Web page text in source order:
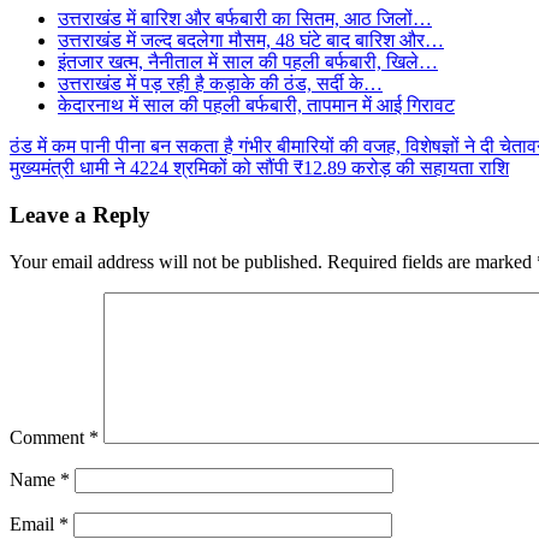
उत्तराखंड में बारिश और बर्फबारी का सितम, आठ जिलों…
उत्तराखंड में जल्द बदलेगा मौसम, 48 घंटे बाद बारिश और…
इंतजार खत्म, नैनीताल में साल की पहली बर्फबारी, खिले…
उत्तराखंड में पड़ रही है कड़ाके की ठंड, सर्दी के…
केदारनाथ में साल की पहली बर्फबारी, तापमान में आई गिरावट
Post
navigation
ठंड में कम पानी पीना बन सकता है गंभीर बीमारियों की वजह, विशेषज्ञों ने दी
मुख्यमंत्री धामी ने 4224 श्रमिकों को सौंपी ₹12.89 करोड़ की सहायता राशि
Leave a Reply
Your email address will not be published. Required fields are marked
Comment *
Name *
Email *